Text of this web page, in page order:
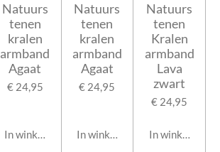
Natuurs
tenen
kralen
armband
Agaat
€ 24,95
In winkelwagen
Natuurs
tenen
kralen
armband
Agaat
€ 24,95
In winkelwagen
Natuurs
tenen
Kralen
armband
Lava
zwart
€ 24,95
In